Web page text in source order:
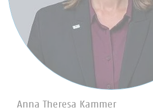
Anna Theresa Kammer